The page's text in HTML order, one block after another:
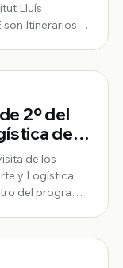
Lluís
son Itinerarios
2º del
del
de los
y Logística
del programa